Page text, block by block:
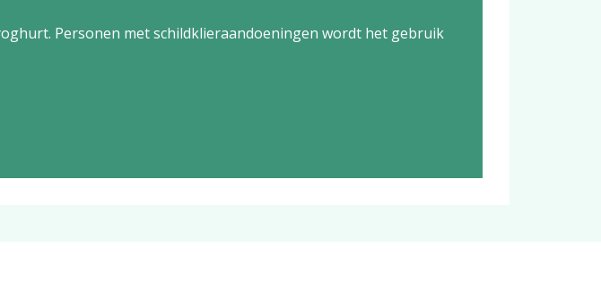
Personen met schildklieraandoeningen wordt het gebruik